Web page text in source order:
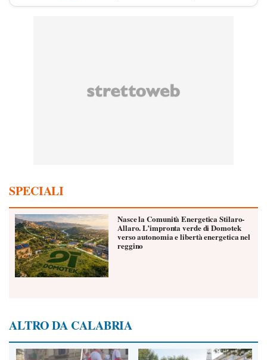
SPECIALI
Nasce la Comunità Energetica Stilaro-
Allaro. L’impronta verde di Domotek
verso autonomia e libertà energetica nel
reggino
ALTRO DA CALABRIA